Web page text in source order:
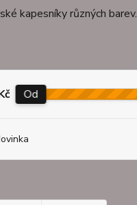
kapesníky různých barev.
Od